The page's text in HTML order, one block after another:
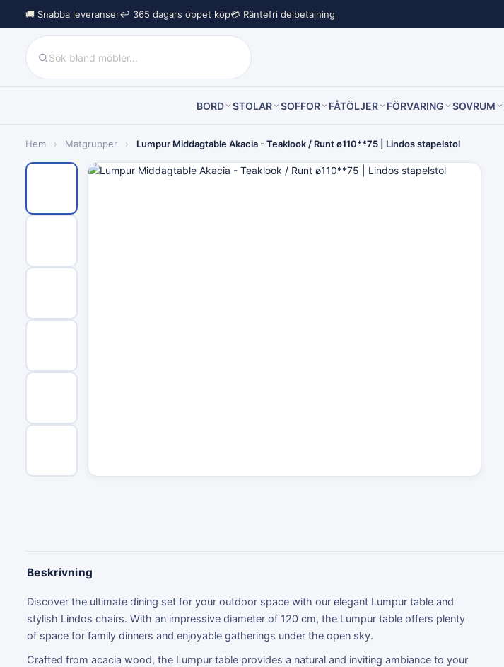
🚚 Snabba leveranser↩︎ 365 dagars öppet köp💳 Räntefri delbetalning
BORD STOLAR SOFFOR FÅTÖLJER FÖRVARING SOVRUM
Hem › Matgrupper › Lumpur Middagtable Akacia - Teaklook / Runt ø110**75 | Lindos stapelstol
Beskrivning
Discover the ultimate dining set for your outdoor space with our elegant Lumpur table and
stylish Lindos chairs. With an impressive diameter of 120 cm, the Lumpur table offers plenty
of space for family dinners and enjoyable gatherings under the open sky.
Crafted from acacia wood, the Lumpur table provides a natural and inviting ambiance to your